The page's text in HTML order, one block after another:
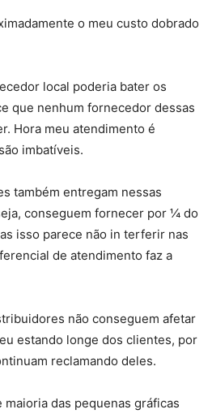
o meu custo dobrado
local poderia bater os
que nenhum fornecedor dessas
Hora meu atendimento é
imbatíveis.
também entregam nessas
conseguem fornecer por ¼ do
isso parece não in terferir nas
de atendimento faz a
não conseguem afetar
estando longe dos clientes, por
reclamando deles.
maioria das pequenas gráficas